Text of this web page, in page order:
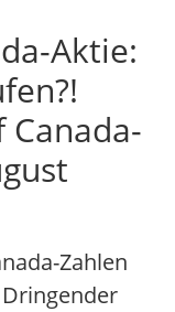
Aktie:
Canada-
Zahlen